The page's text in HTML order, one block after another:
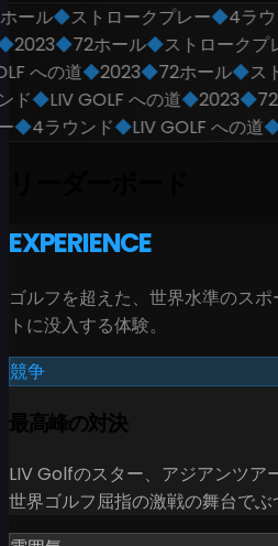
ール◆ストロークプレー◆4ラウ
2023◆72ホール◆ストロークプ
への道◆2023◆72ホール◆ス
ド◆LIV GOLF への道◆2023◆72
◆4ラウンド◆LIV GOLF への道◆
EXPERIENCE
ゴルフを超えた、世界水準のス
トに没入する体験。
競争
最高峰の対決
LIV Golfのスター、アジアンツア
世界ゴルフ屈指の激戦の舞台でぶ